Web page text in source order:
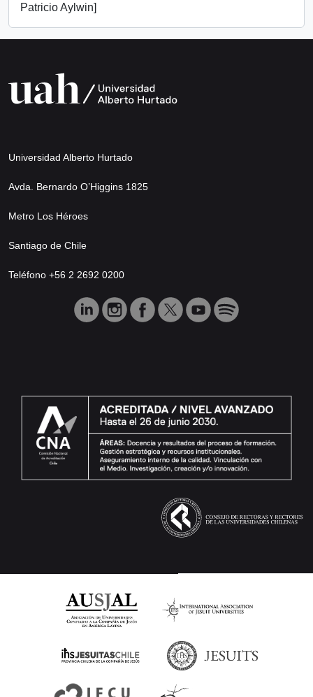
Patricio Aylwin]
Universidad Alberto Hurtado
Avda. Bernardo O’Higgins 1825
Metro Los Héroes
Santiago de Chile
Teléfono +56 2 2692 0200